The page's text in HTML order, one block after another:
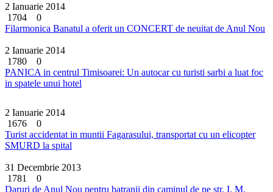
2 Ianuarie 2014
1704
0
Filarmonica Banatul a oferit un CONCERT de neuitat de Anul Nou
2 Ianuarie 2014
1780
0
PANICA in centrul Timisoarei: Un autocar cu turisti sarbi a luat foc
in spatele unui hotel
2 Ianuarie 2014
1676
0
Turist accidentat in muntii Fagarasului, transportat cu un elicopter
SMURD la spital
31 Decembrie 2013
1781
0
Daruri de Anul Nou pentru batranii din caminul de pe str. I. M.